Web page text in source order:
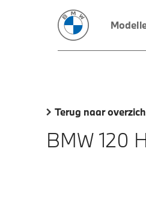
Terug naar
BMW 120